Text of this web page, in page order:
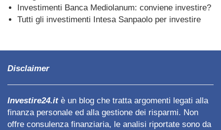
Investimenti Banca Mediolanum: conviene investire?
Tutti gli investimenti Intesa Sanpaolo per investire
Disclaimer
Investire24.itè un blog che tratta argomenti legati alla
finanza personale ed alla gestione dei risparmi. Non
offre consulenza finanziaria, le analisi riportate sono da